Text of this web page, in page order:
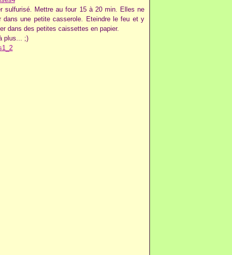
Mettre au four 15 à 20 min. Elles ne
une petite casserole. Eteindre le feu et y
dans des petites caissettes en papier.
plus... ;)